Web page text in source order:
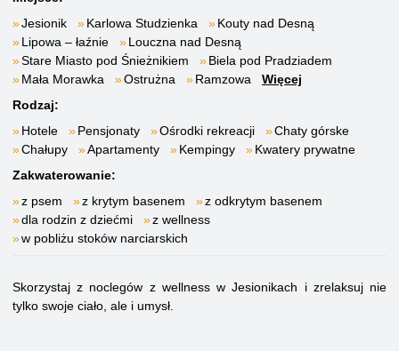
Jesionik
Karlowa Studzienka
Kouty nad Desną
Lipowa – łaźnie
Louczna nad Desną
Stare Miasto pod Śnieżnikiem
Biela pod Pradziadem
Mała Morawka
Ostrużna Ramzowa
Więcej
Rodzaj:
Hotele
Pensjonaty Ośrodki rekreacji
Chaty górske
Chałupy
Apartamenty Kempingy
Kwatery prywatne
Zakwaterowanie:
z psem
z krytym basenem
z odkrytym basenem
dla rodzin z dziećmi
z wellness
w pobliżu stoków narciarskich
Skorzystaj z noclegów z wellness w Jesionikach i zrelaksuj nie
tylko swoje ciało, ale i umysł.